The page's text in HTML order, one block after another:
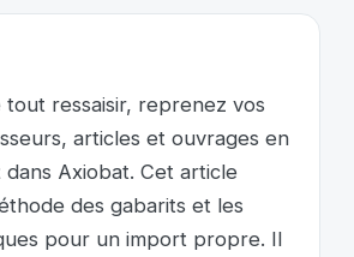
ressaisir, reprenez vos
articles et ouvrages en
dans Axiobat. Cet article
des gabarits et les
pour un import propre. Il